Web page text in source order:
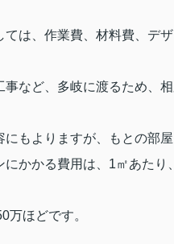
は、作業費、材料費、デ
など、多岐に渡るため、
もよりますが、もとの部
かかる費用は、 1㎡あたり、
万ほどです。